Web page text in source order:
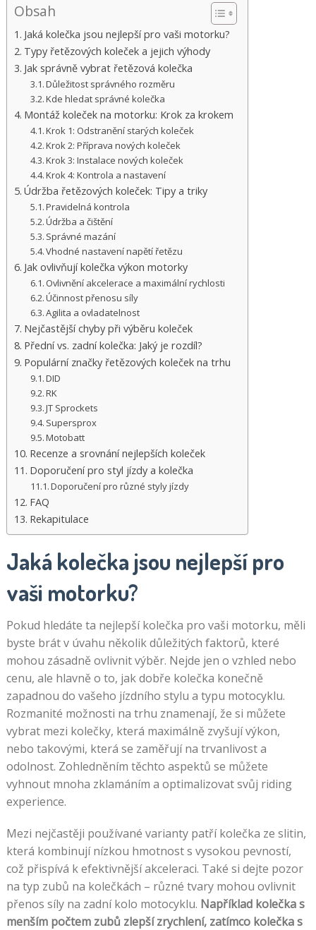
Obsah
Jaká kolečka jsou nejlepší pro vaši motorku?
Typy řetězových koleček a jejich výhody
Jak správně vybrat řetězová kolečka
Důležitost správného rozměru
Kde hledat správné kolečka
Montáž koleček na motorku: Krok za krokem
Krok 1: Odstranění starých koleček
Krok 2: Příprava nových koleček
Krok 3: Instalace nových koleček
Krok 4: Kontrola a nastavení
Údržba řetězových koleček: Tipy a triky
Pravidelná kontrola
Údržba a čištění
Správné mazání
Vhodné nastavení napětí řetězu
Jak ovlivňují kolečka výkon motorky
Ovlivnění akcelerace a maximální rychlosti
Účinnost přenosu síly
Agilita a ovladatelnost
Nejčastější chyby při výběru koleček
Přední vs. zadní kolečka: Jaký je rozdíl?
Populární značky řetězových koleček na trhu
DID
RK
JT Sprockets
Supersprox
Motobatt
Recenze a srovnání nejlepších koleček
Doporučení pro styl jízdy a kolečka
Doporučení pro různé styly jízdy
FAQ
Rekapitulace
Jaká kolečka jsou nejlepší pro
vaši motorku?
Pokud hledáte ta nejlepší kolečka pro vaši motorku, měli
byste brát v úvahu několik důležitých faktorů, které
mohou zásadně ovlivnit výběr. Nejde jen o vzhled nebo
cenu, ale hlavně o to, jak dobře kolečka konečně
zapadnou do vašeho jízdního stylu a typu motocyklu.
Rozmanité možnosti na trhu znamenají, že si můžete
vybrat mezi kolečky, která maximálně zvyšují výkon,
nebo takovými, která se zaměřují na trvanlivost a
odolnost. Zohledněním těchto aspektů se můžete
vyhnout mnoha zklamáním a optimalizovat svůj riding
experience.
Mezi nejčastěji používané varianty patří kolečka ze slitin,
která kombinují nízkou hmotnost s vysokou pevností,
což přispívá k efektivnější akceleraci. Také si dejte pozor
na typ zubů na kolečkách – různé tvary mohou ovlivnit
přenos síly na zadní kolo motocyklu. Například kolečka s
menším počtem zubů zlepší zrychlení, zatímco kolečka s